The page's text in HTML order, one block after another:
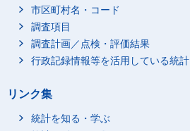
市区町村名・コード
調査項目
調査計画／点検・評価結果
行政記録情報等を活用している統計
リンク集
統計を知る・学ぶ